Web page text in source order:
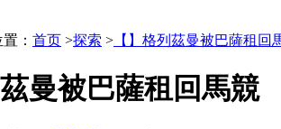
： 首页 >探索 > 【】格列茲曼被巴薩租回
茲曼被巴薩租回馬競